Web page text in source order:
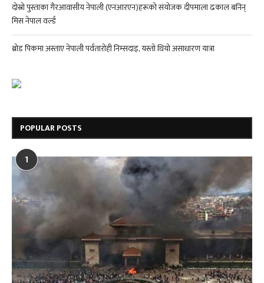
दोस्रो पुस्ताका गैरआवासीय नेपाली (एनआरएन)हरूको संयोजक दीपमाला ढकाल बनिन्
मिस नेपाल वर्ल्ड
ब्रोड पिकमा अस्ताए नेपाली पर्वतारोही निम्सदाइ, यस्तो थियो असाधारण यात्रा
POPULAR POSTS
1